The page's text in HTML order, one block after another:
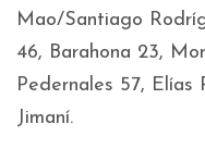
Mao/Santiago
46, Barahona 23,
Pedernales 57, Elías
Jimaní.